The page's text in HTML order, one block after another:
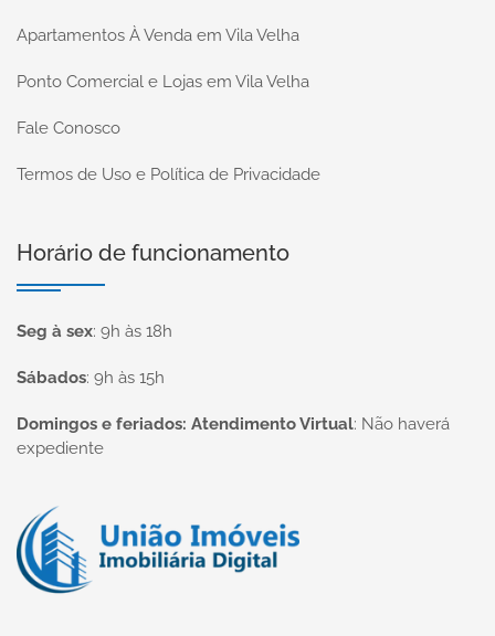
Apartamentos À Venda em Vila Velha
Ponto Comercial e Lojas em Vila Velha
Fale Conosco
Termos de Uso e Política de Privacidade
Horário de funcionamento
Seg à sex: 9h às 18h
Sábados: 9h às 15h
Domingos e feriados: Atendimento Virtual: Não haverá
expediente
Página inicial